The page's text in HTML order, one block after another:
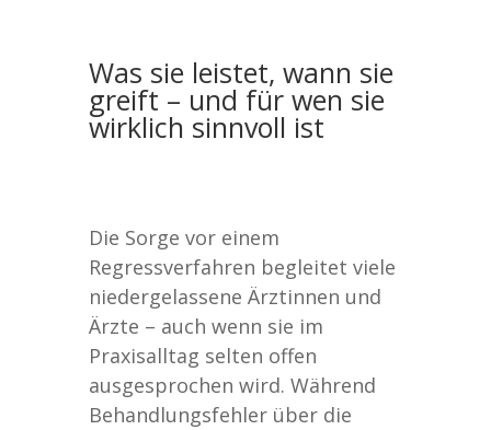
Was sie leistet, wann sie
greift – und für wen sie
wirklich sinnvoll ist
Die Sorge vor einem
Regressverfahren begleitet viele
niedergelassene Ärztinnen und
Ärzte – auch wenn sie im
Praxisalltag selten offen
ausgesprochen wird. Während
Behandlungsfehler über die